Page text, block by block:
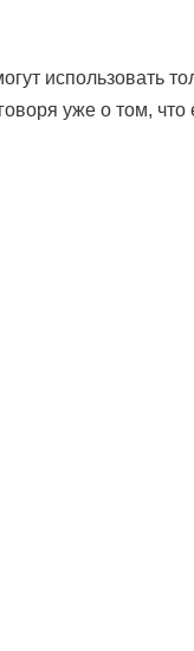
использовать
уже о том, что